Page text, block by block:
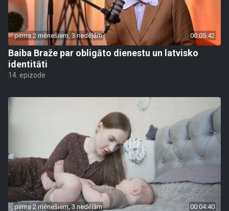
pirms 2 mēnešiem, 3 nedēļām 00:05:42
Baiba Braže par obligāto dienestu un latvisko
identitāti
14. epizode
pirms 2 mēnešiem, 3 nedēļām 00:04:40